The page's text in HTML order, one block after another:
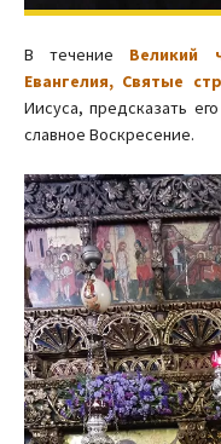
В течение Великий
Евангелия, Святые
Иисуса, предсказать
славное Воскресение.